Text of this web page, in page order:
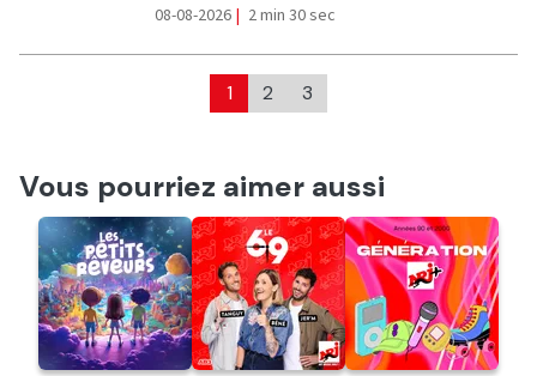
08-08-2026 | 2 min 30 sec
1 2 3
Vous pourriez aimer aussi